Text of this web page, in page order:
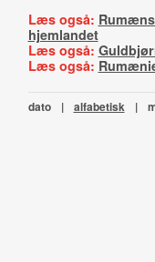
Læs også:
hjemlandet
Læs også:
Læs også:
dato | alfabetisk |